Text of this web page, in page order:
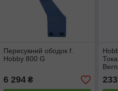
Пересувний ободок f.
Hobby 800 G
6 294₴